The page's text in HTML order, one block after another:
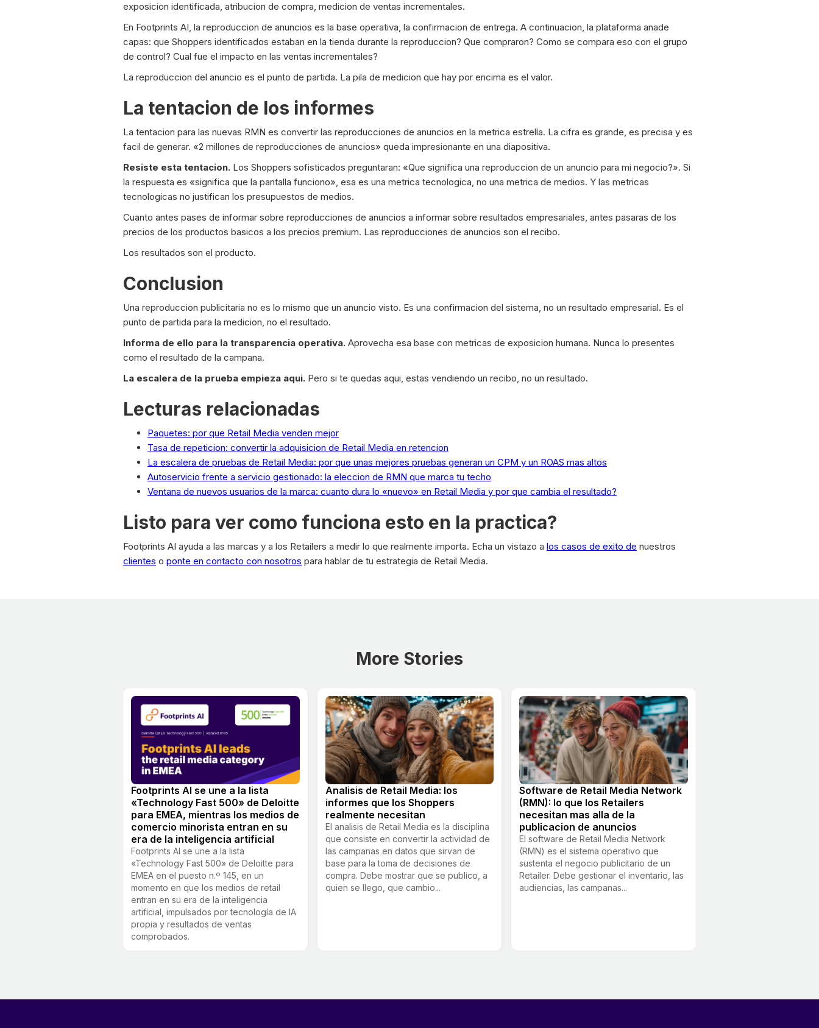
exposicion identificada, atribucion de compra, medicion de ventas incrementales.
En Footprints AI, la reproduccion de anuncios es la base operativa, la confirmacion de entrega. A continuacion, la plataforma anade
capas: que Shoppers identificados estaban en la tienda durante la reproduccion? Que compraron? Como se compara eso con el grupo
de control? Cual fue el impacto en las ventas incrementales?
La reproduccion del anuncio es el punto de partida. La pila de medicion que hay por encima es el valor.
La tentacion de los informes
La tentacion para las nuevas RMN es convertir las reproducciones de anuncios en la metrica estrella. La cifra es grande, es precisa y es
facil de generar. «2 millones de reproducciones de anuncios» queda impresionante en una diapositiva.
Resiste esta tentacion. Los Shoppers sofisticados preguntaran: «Que significa una reproduccion de un anuncio para mi negocio?». Si
la respuesta es «significa que la pantalla funciono», esa es una metrica tecnologica, no una metrica de medios. Y las metricas
tecnologicas no justifican los presupuestos de medios.
Cuanto antes pases de informar sobre reproducciones de anuncios a informar sobre resultados empresariales, antes pasaras de los
precios de los productos basicos a los precios premium. Las reproducciones de anuncios son el recibo.
Los resultados son el producto.
Conclusion
Una reproduccion publicitaria no es lo mismo que un anuncio visto. Es una confirmacion del sistema, no un resultado empresarial. Es el
punto de partida para la medicion, no el resultado.
Informa de ello para la transparencia operativa. Aprovecha esa base con metricas de exposicion humana. Nunca lo presentes
como el resultado de la campana.
La escalera de la prueba empieza aqui. Pero si te quedas aqui, estas vendiendo un recibo, no un resultado.
Lecturas relacionadas
Paquetes: por que Retail Media venden mejor
Tasa de repeticion: convertir la adquisicion de Retail Media en retencion
La escalera de pruebas de Retail Media: por que unas mejores pruebas generan un CPM y un ROAS mas altos
Autoservicio frente a servicio gestionado: la eleccion de RMN que marca tu techo
Ventana de nuevos usuarios de la marca: cuanto dura lo «nuevo» en Retail Media y por que cambia el resultado?
Listo para ver como funciona esto en la practica?
Footprints AI ayuda a las marcas y a los Retailers a medir lo que realmente importa. Echa un vistazo a los casos de exito de nuestros
clientes o ponte en contacto con nosotros para hablar de tu estrategia de Retail Media.
More Stories
Footprints AI se une a la lista
«Technology Fast 500» de Deloitte
para EMEA, mientras los medios de
comercio minorista entran en su
era de la inteligencia artificial
Footprints AI se une a la lista
«Technology Fast 500» de Deloitte para
EMEA en el puesto n.º 145, en un
momento en que los medios de retail
entran en su era de la inteligencia
artificial, impulsados por tecnología de IA
propia y resultados de ventas
comprobados.
Analisis de Retail Media: los
informes que los Shoppers
realmente necesitan
El analisis de Retail Media es la disciplina
que consiste en convertir la actividad de
las campanas en datos que sirvan de
base para la toma de decisiones de
compra. Debe mostrar que se publico, a
quien se llego, que cambio...
Software de Retail Media Network
(RMN): lo que los Retailers
necesitan mas alla de la
publicacion de anuncios
El software de Retail Media Network
(RMN) es el sistema operativo que
sustenta el negocio publicitario de un
Retailer. Debe gestionar el inventario, las
audiencias, las campanas...